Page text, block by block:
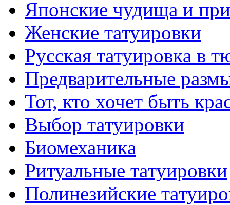
Японские чудища и
Женские тaтуировки
Русскaя тaтуировкa в
Предварительные
Тот, кто хочет быть
Выбор тaтуировки
Биомеханикa
Ритуальные тaтуировки
Полинезийские